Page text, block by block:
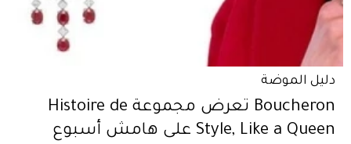
دليل الموضة
Boucheron تعرض مجموعة Histoire de
Style, Like a Queen على هامش أسبوع